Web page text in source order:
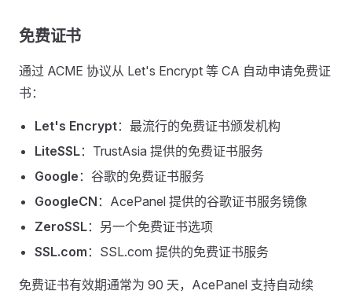
免费证书
通过 ACME 协议从 Let's Encrypt 等 CA 自动申请免费证
书：
Let's Encrypt：最流行的免费证书颁发机构
LiteSSL：TrustAsia 提供的免费证书服务
Google ：谷歌的免费证书服务
GoogleCN ：AcePanel 提供的谷歌证书服务镜像
ZeroSSL：另一个免费证书选项
SSL.com ：SSL.com 提供的免费证书服务
免费证书有效期通常为 90 天，AcePanel 支持自动续